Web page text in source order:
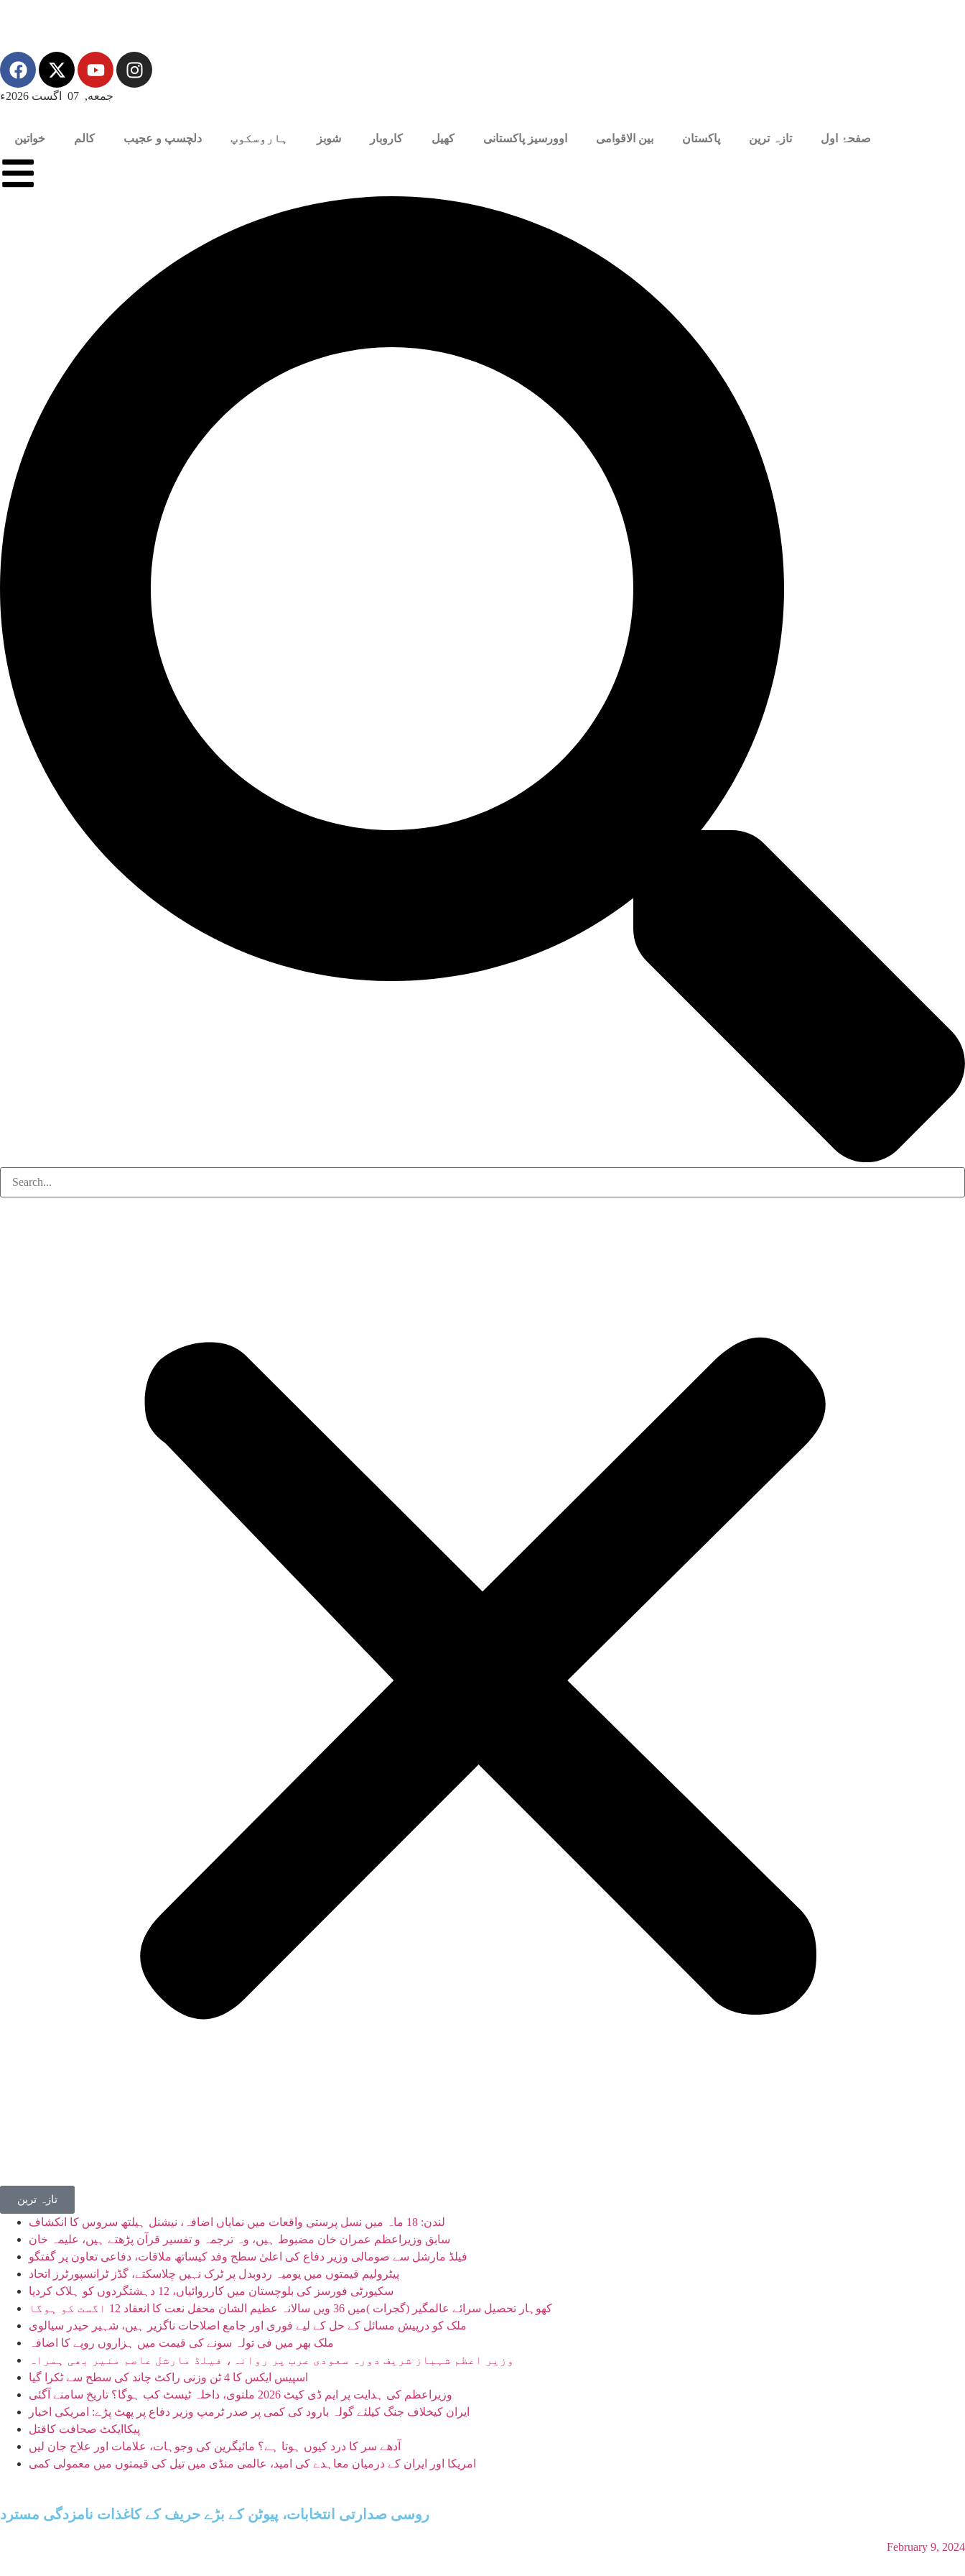
جمعه, 07 اگست 2026ء
خواتین کالم دلچسپ و عجیب ہاروسکوپ شوبز کاروبار کھیل اوورسیز پاکستانی بین الاقوامی پاکستان تازہ ترین صفحۂ اول
تازہ ترین
لندن: 18 ماہ میں نسل پرستی واقعات میں نمایاں اضافہ، نیشنل ہیلتھ سروس کا انکشاف
سابق وزیراعظم عمران خان مضبوط ہیں، وہ ترجمہ و تفسیر قرآن پڑھتے ہیں، علیمہ خان
فیلڈ مارشل سے صومالی وزیر دفاع کی اعلیٰ سطح وفد کیساتھ ملاقات، دفاعی تعاون پر گفتگو
پیٹرولیم قیمتوں میں یومیہ ردوبدل پر ٹرک نہیں چلاسکتے، گڈز ٹرانسپورٹرز اتحاد
سکیورٹی فورسز کی بلوچستان میں کارروائیاں، 12 دہشتگردوں کو ہلاک کردیا
کھوہار تحصیل سرائے عالمگیر (گجرات )میں 36 ویں سالانہ عظیم الشان محفل نعت کا انعقاد 12 اگست کو ہوگا
ملک کو درپیش مسائل کے حل کے لیے فوری اور جامع اصلاحات ناگزیر ہیں، شہیر حیدر سیالوی
ملک بھر میں فی تولہ سونے کی قیمت میں ہزاروں روپے کا اضافہ
وزیر اعظم شہباز شریف دورہ سعودی عرب پر روانہ، فیلڈ مارشل عاصم منیر بھی ہمراہ
اسپیس ایکس کا 4 ٹن وزنی راکٹ چاند کی سطح سے ٹکرا گیا
وزیراعظم کی ہدایت پر ایم ڈی کیٹ 2026 ملتوی، داخلہ ٹیسٹ کب ہوگا؟ تاریخ سامنے آگئی
ایران کیخلاف جنگ کیلئے گولہ بارود کی کمی پر صدر ٹرمپ وزیر دفاع پر پھٹ پڑے: امریکی اخبار
پیکاایکٹ صحافت کاقتل
آدھے سر کا درد کیوں ہوتا ہے؟ مائیگرین کی وجوہات، علامات اور علاج جان لیں
امریکا اور ایران کے درمیان معاہدے کی امید، عالمی منڈی میں تیل کی قیمتوں میں معمولی کمی
روسی صدارتی انتخابات، پیوٹن کے بڑے حریف کے کاغذات نامزدگی مسترد
February 9, 2024